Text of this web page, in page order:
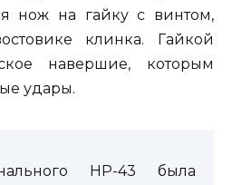
нож на гайку с винтом,
клинка. Гайкой
навершие, которым
удары.
НР-43 была